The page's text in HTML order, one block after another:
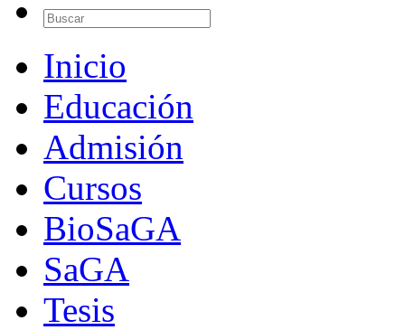
Inicio
Educación
Admisión
Cursos
BioSaGA
SaGA
Tesis